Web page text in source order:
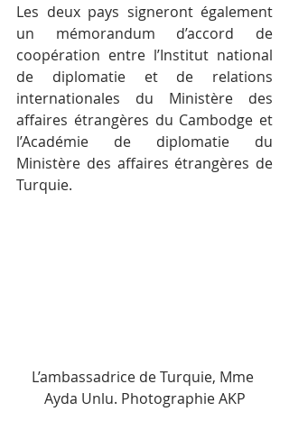
Les deux pays signeront également
un mémorandum d’accord de
coopération entre l’Institut national
de diplomatie et de relations
internationales du Ministère des
affaires étrangères du Cambodge et
l’Académie de diplomatie du
Ministère des affaires étrangères de
Turquie.
L’ambassadrice de Turquie, Mme
Ayda Unlu. Photographie AKP